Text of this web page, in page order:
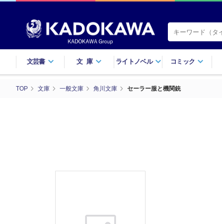
文芸書 文庫 ライトノベル コミック
TOP 文庫 一般文庫 角川文庫 セーラー服と機関銃